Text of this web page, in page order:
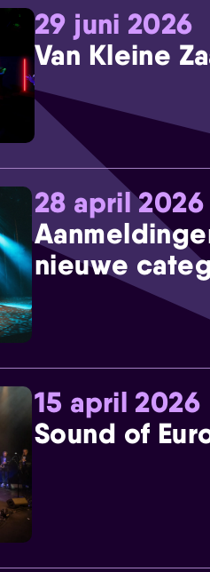
29 juni 2026
Van Kleine
28 april 2026
nieuwe
15 april 2026
Sound of